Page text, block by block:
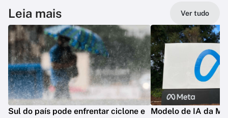
Leia mais Ver tudo
Sul do país pode enfrentar ciclone e
Modelo de IA da